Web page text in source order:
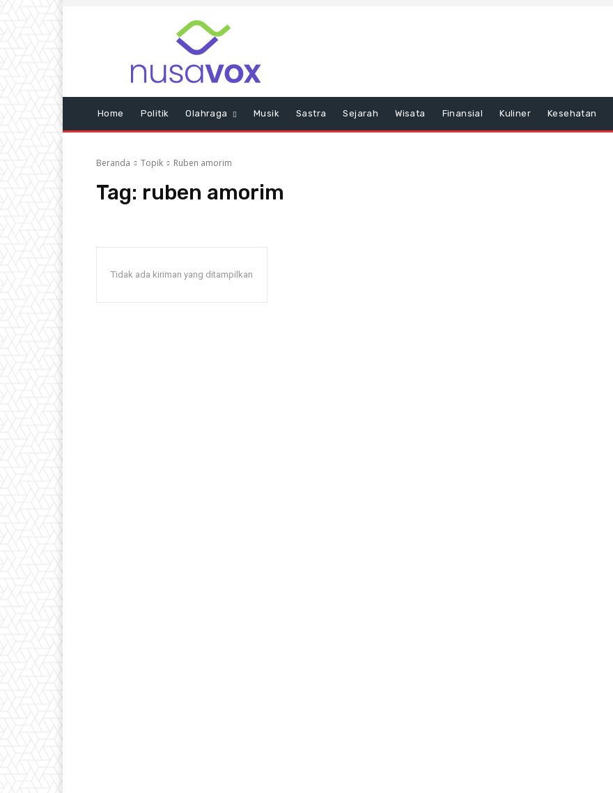
Home Politik Olahraga Musik Sastra Sejarah Wisata Finansial Kuliner Kesehatan
Beranda Topik Ruben amorim
Tag: ruben amorim
Tidak ada kiriman yang ditampilkan